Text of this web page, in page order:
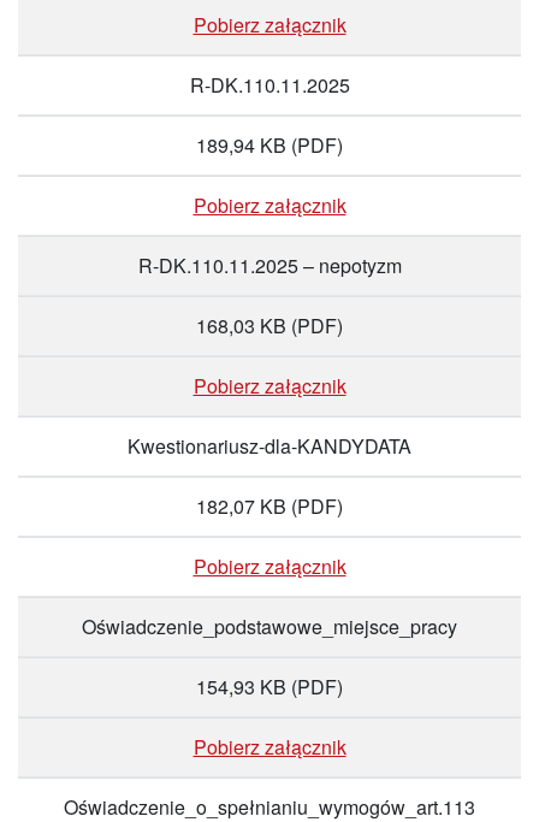
Pobierz załącznik
R-DK.110.11.2025
189,94 KB (PDF)
Pobierz załącznik
R-DK.110.11.2025 – nepotyzm
168,03 KB (PDF)
Pobierz załącznik
Kwestionariusz-dla-KANDYDATA
182,07 KB (PDF)
Pobierz załącznik
Oświadczenie_podstawowe_miejsce_pracy
154,93 KB (PDF)
Pobierz załącznik
Oświadczenie_o_spełnianiu_wymogów_art.113